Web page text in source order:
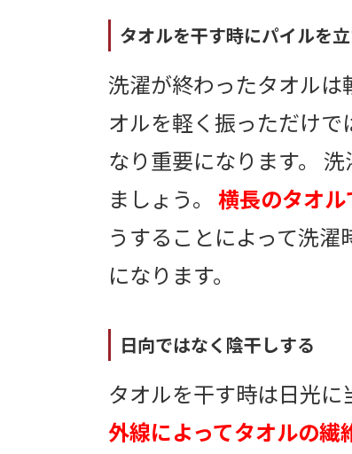
タオルを干す時にパイルを
洗濯が終わったタオル
オルを軽く振っただけ
なり重要になります。
ましょう。 横長のタオ
うすることによって洗
になります。
日向ではなく陰干しする
タオルを干す時は日光に
外線によってタオルの繊